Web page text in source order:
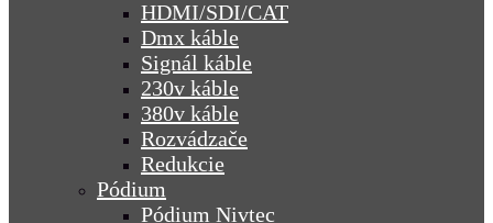
HDMI/SDI/CAT
Dmx káble
Signál káble
230v káble
380v káble
Rozvádzače
Redukcie
Pódium
Pódium Nivtec